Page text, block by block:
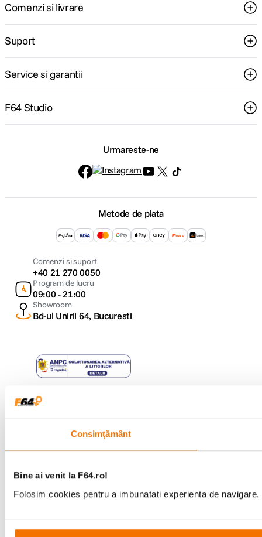
Consimțământ
Bine ai venit la F64.ro!
Folosim cookies pentru a imbunatati experienta de
Comenzi si livrare
Suport
Service si garantii
F64 Studio
Urmareste-ne
Metode de plata
Comenzi si suport
+40 21 270 0050
Program de lucru
09:00 - 21:00
Showroom
Bd-ul Unirii 64, Bucuresti